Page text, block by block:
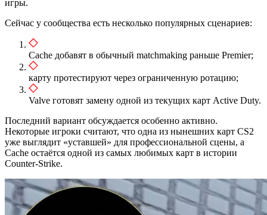
игры.
Сейчас у сообщества есть несколько популярных сценариев:
Cache добавят в обычный matchmaking раньше Premier;
карту протестируют через ограниченную ротацию;
Valve готовят замену одной из текущих карт Active Duty.
Последний вариант обсуждается особенно активно.
Некоторые игроки считают, что одна из нынешних карт CS2
уже выглядит «уставшей» для профессиональной сцены, а
Cache остаётся одной из самых любимых карт в истории
Counter-Strike.